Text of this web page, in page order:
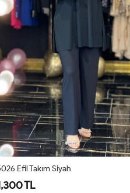
Efil Takım Siyah
TL